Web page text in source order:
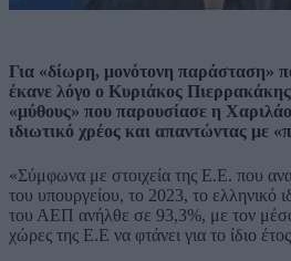
Για «δίωρη, μονότονη
έκανε λόγο ο Κυριάκος
«μύθους» που παρουσίασε η
ιδιωτικό χρέος και απαντώντας με
«Σύμφωνα με στοιχεία της Ε.Ε. που
του υπουργείου, το 2023, το ελληνικό
του ΑΕΠ ανήλθε σε 93,3%, με τον μέσο
χώρες της Ε.Ε να φτάνει για το ίδιο